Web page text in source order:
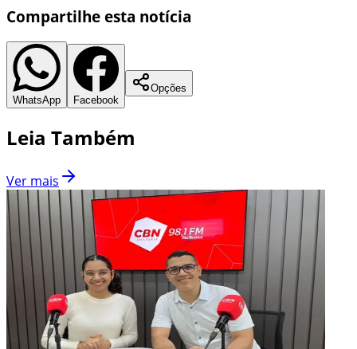
Compartilhe esta notícia
WhatsApp Facebook
Opções
Leia Também
Ver mais